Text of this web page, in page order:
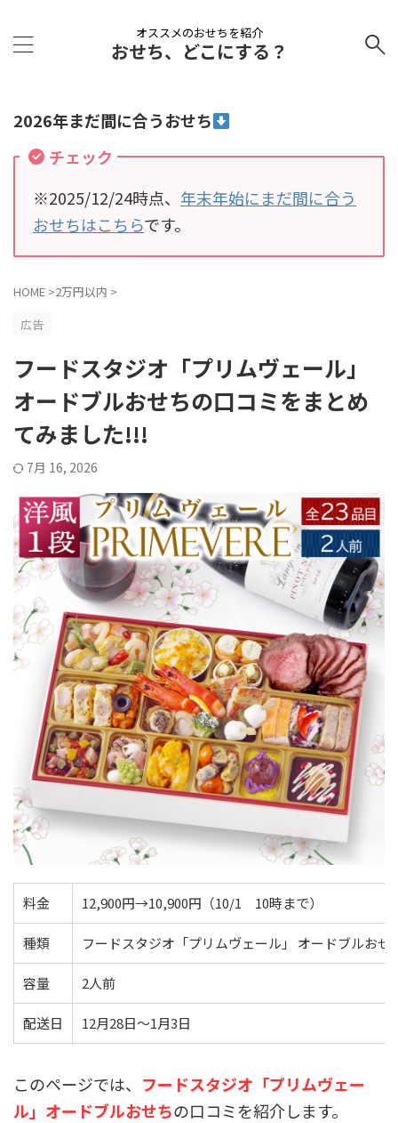
オススメのおせちを紹介
おせち、どこにする？
2026年まだ間に合うおせち
チェック
※2025/12/24時点、 年末年始にまだ間に合う
おせちはこちらです。
HOME >2万円以内 >
広告
フードスタジオ「プリムヴェール」
オードブルおせちの口コミをまとめ
てみました!!!
7月 16, 2026
料金 12,900円→10,900円（10/1 10時まで）
種類 フードスタジオ「プリムヴェール」 オードブルおせ
容量 2人前
配送日 12月28日～1月3日
このページでは、 フードスタジオ「プリムヴェー
ル」オードブルおせちの口コミを紹介します。